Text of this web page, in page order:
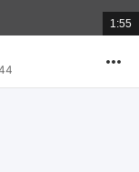
總
共
1:55